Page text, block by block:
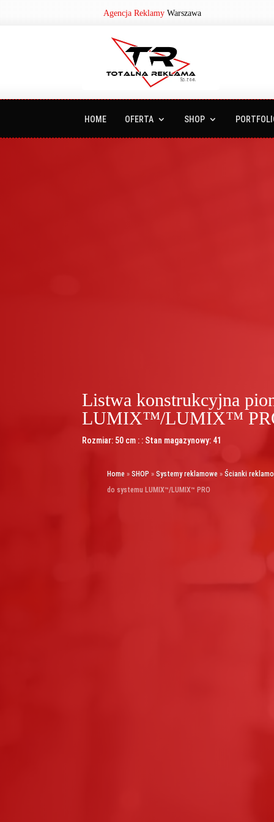
Agencja Reklamy Warszawa
HOME OFERTA SHOP
Listwa konstrukcyjna
LUMIX™/LUMIX™
Rozmiar: 50 cm : : Stan magazynowy: 41
Home » SHOP » Systemy reklamowe » Ścianki
do systemu LUMIX™/LUMIX™ PRO